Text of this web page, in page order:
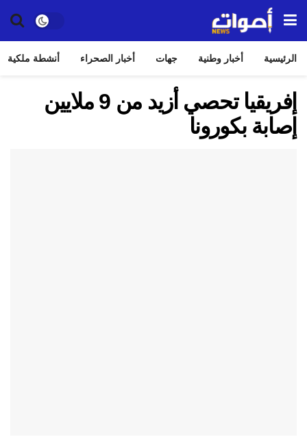
الرئيسية أخبار وطنية جهات أخبار الصحراء أنشطة ملكية
إفريقيا تحصي أزيد من 9 ملايين
إصابة بكورونا